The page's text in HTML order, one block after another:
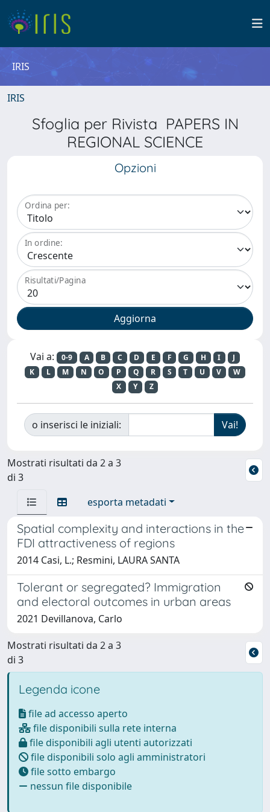
IRIS
IRIS
Sfoglia per Rivista PAPERS IN
REGIONAL SCIENCE
Opzioni
Ordina per:
In ordine:
Risultati/Pagina
Vai a: 0-9 A B C D E F G H I
J
K
L M N O P Q R S T U V
W
X
Y Z
o inserisci le iniziali:
Mostrati risultati da 2 a 3
di 3
esporta metadati
Spatial complexity and interactions in the
FDI attractiveness of regions
2014 Casi, L.; Resmini, LAURA SANTA
Tolerant or segregated? Immigration
and electoral outcomes in urban areas
2021 Devillanova, Carlo
Mostrati risultati da 2 a 3
di 3
Legenda icone
file ad accesso aperto
file disponibili sulla rete interna
file disponibili agli utenti autorizzati
file disponibili solo agli amministratori
file sotto embargo
nessun file disponibile